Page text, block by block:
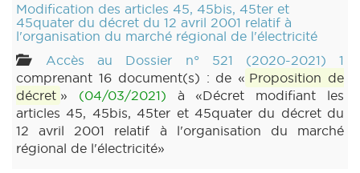
Modification des articles 45, 45bis, 45ter et
45quater du décret du 12 avril 2001 relatif à
l'organisation du marché régional de l'électricité
Accès au Dossier n° 521 (2020-2021) 1
comprenant 16 document(s) : de « Proposition de
décret » (04/03/2021) à «Décret modifiant les
articles 45, 45bis, 45ter et 45quater du décret du
12 avril 2001 relatif à l'organisation du marché
régional de l'électricité»